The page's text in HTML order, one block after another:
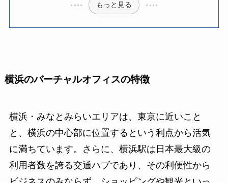
もっと見る
横浜のバーチャルオフィスの特徴
横浜・みなとみらいエリアは、東京に近いこと
と、横浜の中心部に位置するという利点から活気
に満ちています。さらに、横浜駅は日本最大級の
利用者数を誇る交通ハブであり、その利便性から